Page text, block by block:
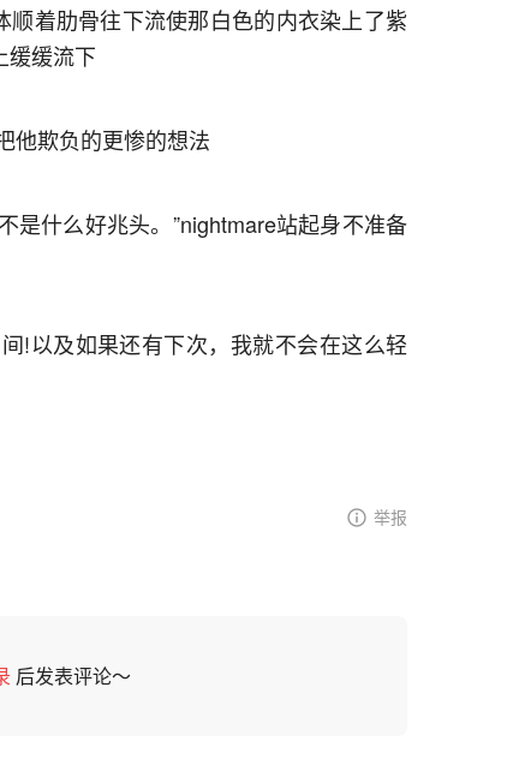
着肋骨往下流使那白色的内衣染上了紫
缓缓流下
他欺负的更惨的想法
是什么好兆头。”nightmare站起身不准备
!以及如果还有下次，我就不会在这么轻
举报
后发表评论～